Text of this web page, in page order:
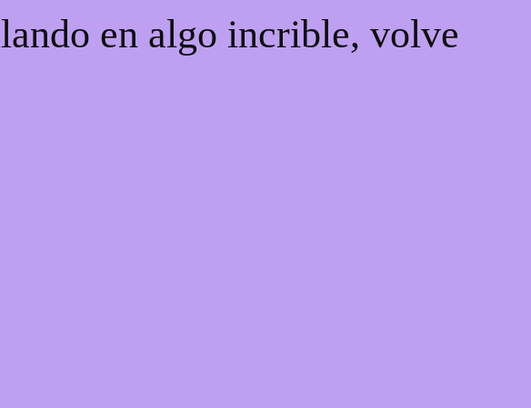
en algo incrible, volve